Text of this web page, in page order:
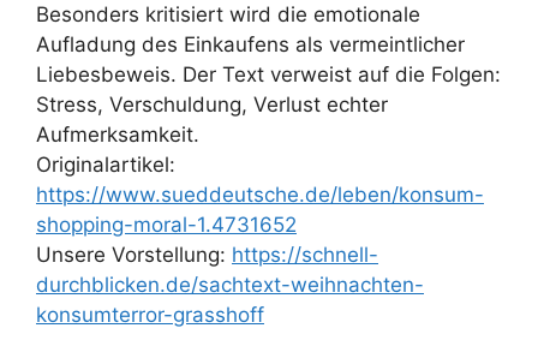
Besonders kritisiert wird die emotionale
Aufladung des Einkaufens als vermeintlicher
Liebesbeweis. Der Text verweist auf die Folgen:
Stress, Verschuldung, Verlust echter
Aufmerksamkeit.
Originalartikel:
https://www.sueddeutsche.de/leben/konsum-
shopping-moral-1.4731652
Unsere Vorstellung: https://schnell-
durchblicken.de/sachtext-weihnachten-
konsumterror-grasshoff